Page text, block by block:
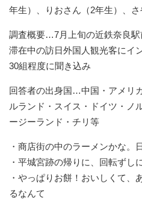
年生）、りおさん（2年生）、さ
調査概要…7月上旬の近鉄奈良
滞在中の訪日外国人観光客にイ
30組程度に聞き込み
回答者の出身国…中国・アメリ
ルランド・スイス・ドイツ・ノ
ージーランド・チリ等
・商店街の中のラーメンかな。
・平城宮跡の帰りに、回転ずし
・やっぱりお餅！おいしくて、
るなんて